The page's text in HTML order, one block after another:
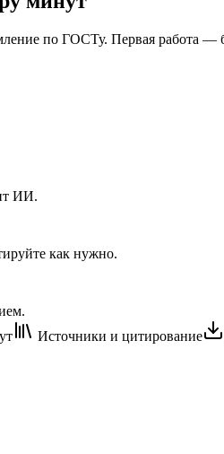
по ГОСТу. Первая работа —
ИИ.
как нужно.
Источники и цитирование